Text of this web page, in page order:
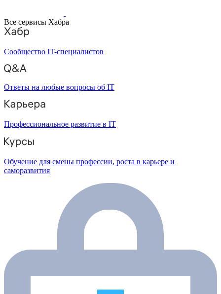
Все сервисы Хабра
Сообщество IT-специалистов
Ответы на любые вопросы об IT
Профессиональное развитие в IT
Обучение для смены профессии, роста в карьере и
саморазвития